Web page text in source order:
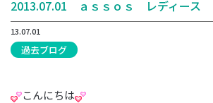
2013.07.01 ａｓｓｏｓ レディース
13.07.01
過去ブログ
こんにちは